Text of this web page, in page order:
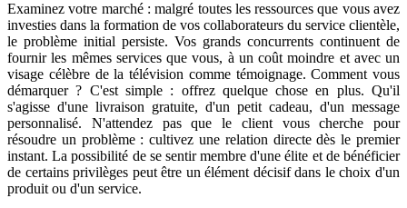
Examinez votre marché : malgré toutes les ressources que vous avez
investies dans la formation de vos collaborateurs du service clientèle,
le problème initial persiste. Vos grands concurrents continuent de
fournir les mêmes services que vous, à un coût moindre et avec un
visage célèbre de la télévision comme témoignage. Comment vous
démarquer ? C'est simple : offrez quelque chose en plus. Qu'il
s'agisse d'une livraison gratuite, d'un petit cadeau, d'un message
personnalisé. N'attendez pas que le client vous cherche pour
résoudre un problème : cultivez une relation directe dès le premier
instant. La possibilité de se sentir membre d'une élite et de bénéficier
de certains privilèges peut être un élément décisif dans le choix d'un
produit ou d'un service.